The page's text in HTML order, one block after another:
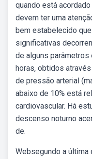
quando está
devem ter uma
bem estabelecido
significativas
de alguns
horas, obtidos
de pressão arterial
abaixo de 10% está
cardiovascular. Há
descenso noturno
de.
Websegundo a